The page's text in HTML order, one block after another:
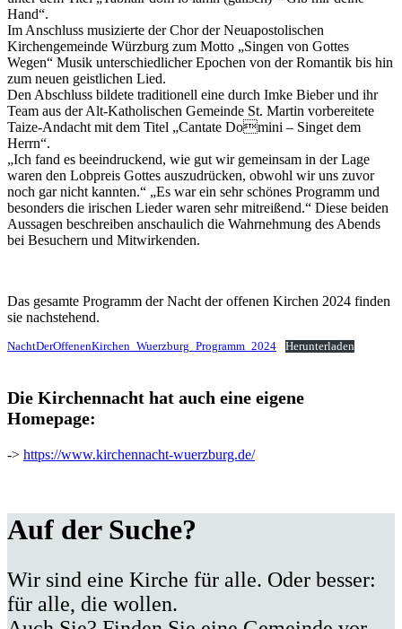
Hand“.
Im Anschluss musizierte der Chor der Neuapostolischen
Kirchengemeinde Würzburg zum Motto „Singen von Gottes
Wegen“ Musik unterschiedlicher Epochen von der Romantik bis hin
zum neuen geistlichen Lied.
Den Abschluss bildete traditionell eine durch Imke Bieber und ihr
Team aus der Alt-Katholischen Gemeinde St. Martin vorbereitete
Taize-Andacht mit dem Titel „Cantate Domini – Singet dem
Herrn“.
„Ich fand es beeindruckend, wie gut wir gemeinsam in der Lage
waren den Lobpreis Gottes auszudrücken, obwohl wir uns zuvor
noch gar nicht kannten.“ „Es war ein sehr schönes Programm und
besonders die irischen Lieder waren sehr mitreißend.“ Diese beiden
Aussagen beschreiben anschaulich die Wahrnehmung des Abends
bei Besuchern und Mitwirkenden.
Das gesamte Programm der Nacht der offenen Kirchen 2024 finden
sie nachstehend.
NachtDerOffenenKirchen_Wuerzburg_Programm_2024 Herunterladen
Die Kirchennacht hat auch eine eigene
Homepage:
-> https://www.kirchennacht-wuerzburg.de/
Auf der Suche?
Wir sind eine Kirche für alle. Oder besser:
für alle, die wollen.